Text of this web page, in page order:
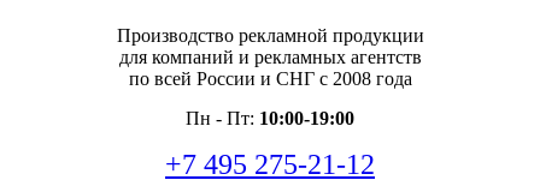
Производство рекламной продукции
для компаний и рекламных агентств
по всей России и СНГ с 2008 года
Пн - Пт: 10:00-19:00
+7 495 275-21-12